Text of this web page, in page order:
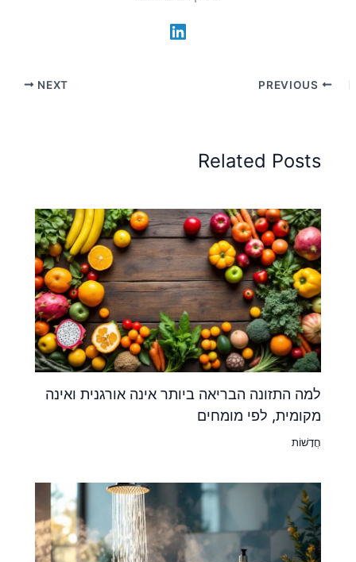
NEXT
Related Posts
למה התזונה הבריאה ביותר אינה אורגנית ואינה
מקומית, לפי מומחים
חֲדָשׁוֹת